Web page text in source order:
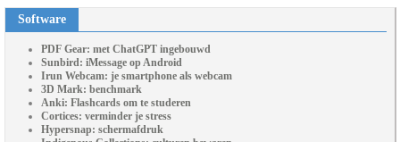
Software
PDF Gear: met ChatGPT ingebouwd
Sunbird: iMessage op Android
Irun Webcam: je smartphone als webcam
3D Mark: benchmark
Anki: Flashcards om te studeren
Cortices: verminder je stress
Hypersnap: schermafdruk